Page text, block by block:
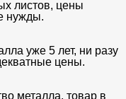
листов, цены
нужды.
уже 5 лет, ни разу
цены.
металла, товар в